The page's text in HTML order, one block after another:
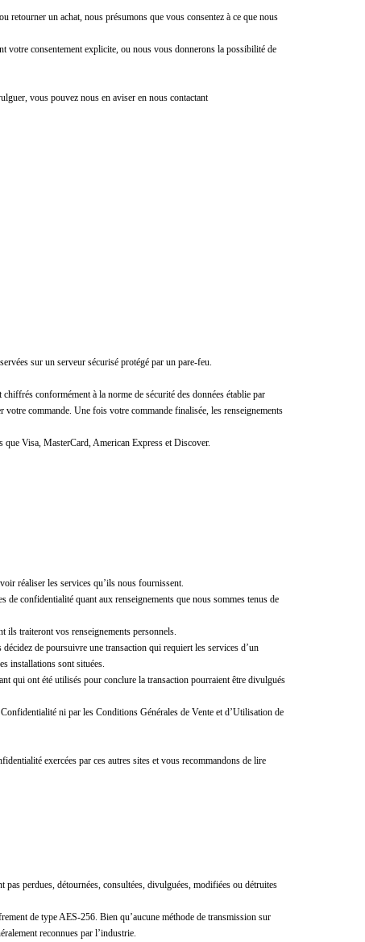
un achat, nous présumons que vous consentez à ce que nous
votre consentement explicite, ou nous vous donnerons la possibilité de
vous pouvez nous en aviser en nous contactant
sur un serveur sécurisé protégé par un pare-feu.
conformément à la norme de sécurité des données établie par
commande. Une fois votre commande finalisée, les renseignements
que Visa, MasterCard, American Express et Discover.
réaliser les services qu’ils nous fournissent.
de confidentialité quant aux renseignements que nous sommes tenus de
ils traiteront vos renseignements personnels.
de poursuivre une transaction qui requiert les services d’un
installations sont situées.
qui ont été utilisés pour conclure la transaction pourraient être divulgués
ni par les Conditions Générales de Vente et d’Utilisation de
exercées par ces autres sites et vous recommandons de lire
perdues, détournées, consultées, divulguées, modifiées ou détruites
de type AES-256. Bien qu’aucune méthode de transmission sur
reconnues par l’industrie.